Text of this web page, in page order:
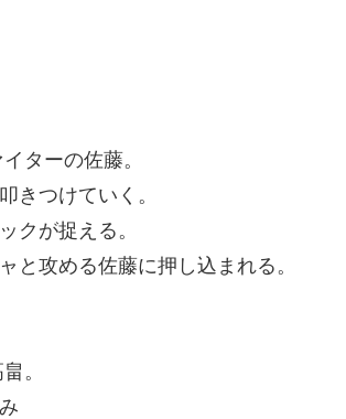
ターの佐藤。
きつけていく。
クが捉える。
と攻める佐藤に押し込まれる。
。